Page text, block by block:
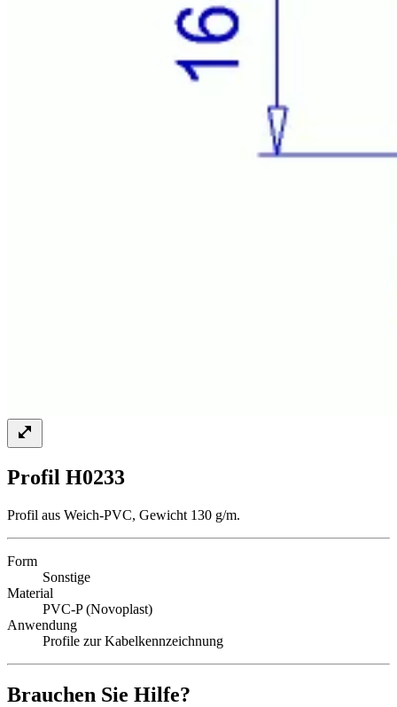
Profil H0233
Profil aus Weich-PVC, Gewicht 130 g/m.
Form
Sonstige
Material
PVC-P (Novoplast)
Anwendung
Profile zur Kabelkennzeichnung
Brauchen Sie Hilfe?